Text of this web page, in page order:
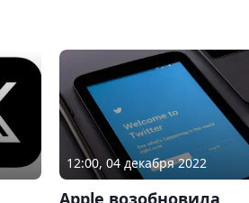
12:00, 04 декабря 2022
Apple возобновила